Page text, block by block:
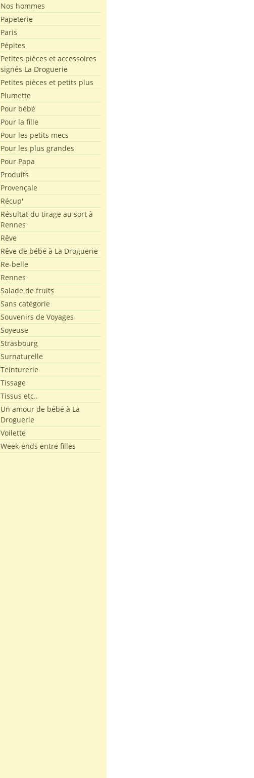
Nos hommes
Papeterie
Paris
Pépites
Petites pièces et accessoires
signés La Droguerie
Petites pièces et petits plus
Plumette
Pour bébé
Pour la fille
Pour les petits mecs
Pour les plus grandes
Pour Papa
Produits
Provençale
Récup'
Résultat du tirage au sort à
Rennes
Rêve
Rêve de bébé à La Droguerie
Re-belle
Rennes
Salade de fruits
Sans catégorie
Souvenirs de Voyages
Soyeuse
Strasbourg
Surnaturelle
Teinturerie
Tissage
Tissus etc..
Un amour de bébé à La
Droguerie
Voilette
Week-ends entre filles